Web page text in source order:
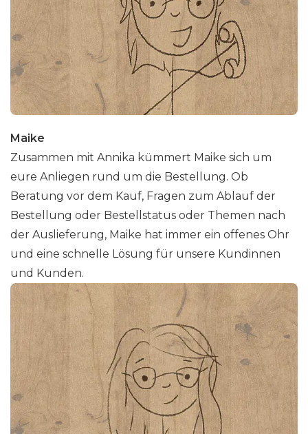
Maike
Zusammen mit Annika kümmert Maike sich um
eure Anliegen rund um die Bestellung. Ob
Beratung vor dem Kauf, Fragen zum Ablauf der
Bestellung oder Bestellstatus oder Themen nach
der Auslieferung, Maike hat immer ein offenes Ohr
und eine schnelle Lösung für unsere Kundinnen
und Kunden.